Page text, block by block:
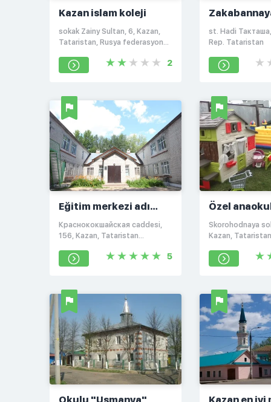
Kazan islam koleji
sokak Zainy Sultan, 6, Kazan,
Tataristan, Rusya federasyonu,
2
st. Hadi
Rep. Tataristan
Eğitim merkezi adı
Ахмадхади Maqsudi
Краснококшайская caddesi,
156, Kazan, Tataristan
5
Özel
Skorohodnaya
Kazan,